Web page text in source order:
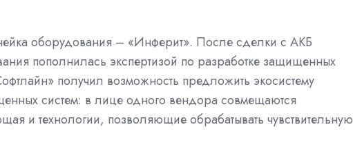
оборудования – «Инферит». После сделки с АКБ
пополнилась экспертизой по разработке защищенных
получил возможность предложить экосистему
систем: в лице одного вендора совмещаются
и технологии, позволяющие обрабатывать чувствительную